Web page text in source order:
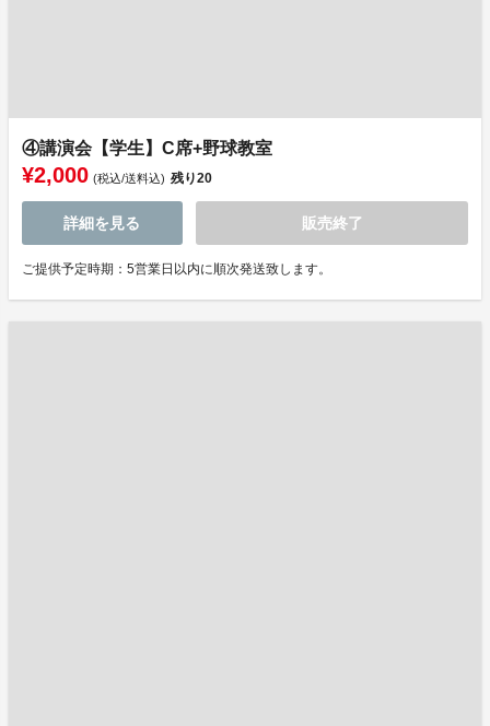
④講演会【学生】C席+野球教室
¥2,000 (税込/送料込) 残り20
詳細を見る 販売終了
ご提供予定時期：5営業日以内に順次発送致します。